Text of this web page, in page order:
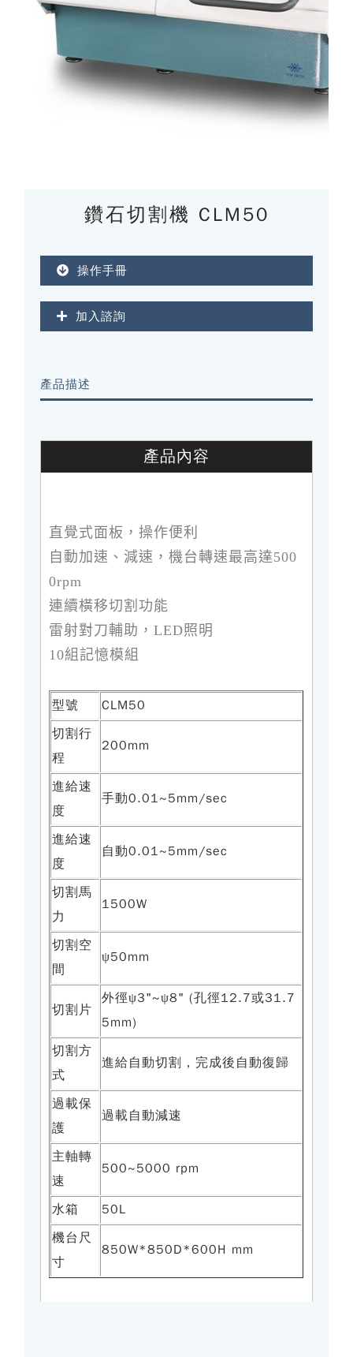
鑽石切割機 CLM50
操作手冊
加入諮詢
產品描述
產品內容
直覺式面板，操作便利
自動加速、減速，機台轉速最高達500
0rpm
連續橫移切割功能
雷射對刀輔助，LED照明
10組記憶模組
型號
CLM50
切割行
程
200mm
進給速
度
手動0.01~5mm/sec
進給速
度
自動0.01~5mm/sec
切割馬
力
1500W
切割空
間
ψ50mm
切割片
外徑ψ3"~ψ8" (孔徑12.7或31.7
5mm)
切割方
式
進給自動切割，完成後自動復歸
過載保
護
過載自動減速
主軸轉
速
500~5000 rpm
水箱
50L
機台尺
寸
850W*850D*600H mm